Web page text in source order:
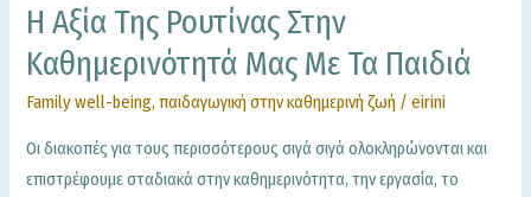
Η Αξία Της Ρουτίνας Στην
Καθημερινότητά Μας Με Τα Παιδιά
Family well-being,παιδαγωγική στην καθημερινή ζωή /eirini
Οι διακοπές για τους περισσότερους σιγά σιγά ολοκληρώνονται και
επιστρέφουμε σταδιακά στην καθημερινότητα, την εργασία, το
παιδιά